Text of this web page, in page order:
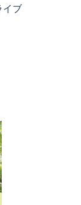
ブ